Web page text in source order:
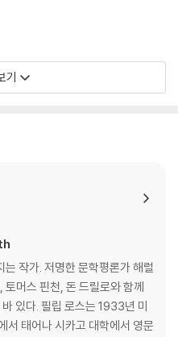
과거의 허구적 시기) 소설이자
기
작가. 저명한 문학평론가 해럴
머스 핀천, 돈 드릴로와 함께
있다. 필립 로스는 1933년 미
서 태어나 시카고 대학에서 영문